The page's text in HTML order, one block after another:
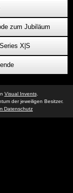
zum Jubiläum
X|S
Visual Invents.
der jeweiligen Besitzer.
Datenschutz